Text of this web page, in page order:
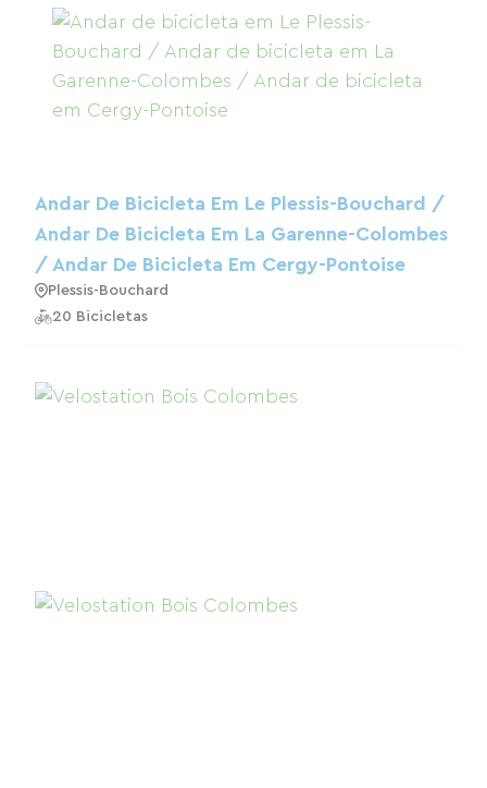
Andar De Bicicleta Em Le Plessis-Bouchard /
Andar De Bicicleta Em La Garenne-Colombes
/ Andar De Bicicleta Em Cergy-Pontoise
Plessis-Bouchard
20 Bicicletas